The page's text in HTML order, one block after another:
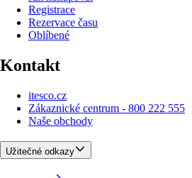
Registrace
Rezervace času
Oblíbené
Kontakt
itesco.cz
Zákaznické centrum - 800 222 555
Naše obchody
Užitečné odkazy